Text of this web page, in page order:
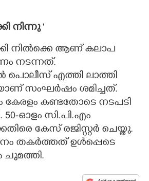
നിന്നു"
നിൽക്കെ ആണ് കലാപ
നടന്നത്.
പൊലീസ് എത്തി ലാത്തി
സംഘർഷം ശമിച്ചത്.
കണ്ടതോടെ നടപടി
50-ഓളം സി.പി.എം
കേസ് രജിസ്റ്റർ ചെയ്തു.
തകർത്തത് ഉൾപ്പെടെ
ചുമത്തി.